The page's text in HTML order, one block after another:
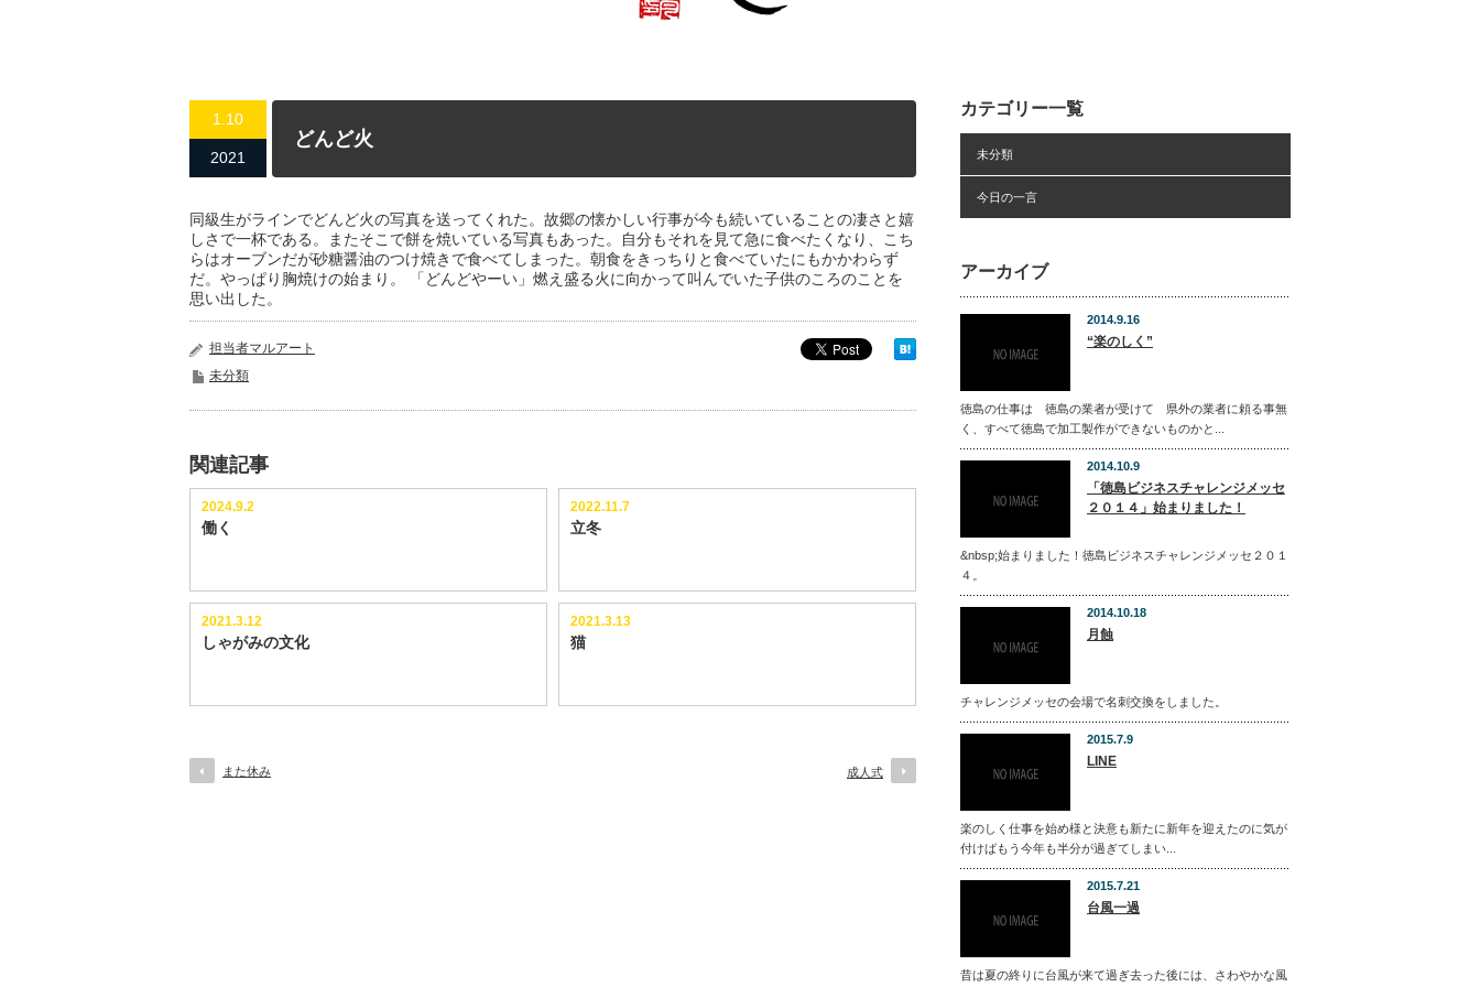
1.10
2021
どんど火
同級生がラインでどんど火の写真を送ってくれた。故郷の懐かしい行事が今も続いていることの凄さと嬉
しさで一杯である。またそこで餅を焼いている写真もあった。自分もそれを見て急に食べたくなり、こち
らはオーブンだが砂糖醤油のつけ焼きで食べてしまった。朝食をきっちりと食べていたにもかかわらず
だ。やっぱり胸焼けの始まり。 「どんどやーい」燃え盛る火に向かって叫んでいた子供のころのことを
思い出した。
担当者マルアート
未分類
関連記事
2024.9.2
働く
2022.11.7
立冬
2021.3.12
しゃがみの文化
2021.3.13
猫
また休み 成人式
カテゴリー一覧
未分類
今日の一言
アーカイブ
2014.9.16
“楽のしく”
徳島の仕事は 徳島の業者が受けて 県外の業者に頼る事無
く、すべて徳島で加工製作ができないものかと...
2014.10.9
「徳島ビジネスチャレンジメッセ
２０１４」始まりました！
&nbsp;始まりました！徳島ビジネスチャレンジメッセ２０１
４。
2014.10.18
月蝕
チャレンジメッセの会場で名刺交換をしました。
2015.7.9
LINE
楽のしく仕事を始め様と決意も新たに新年を迎えたのに気が
付けばもう今年も半分が過ぎてしまい...
2015.7.21
台風一過
昔は夏の終りに台風が来て過ぎ去った後には、さわやかな風